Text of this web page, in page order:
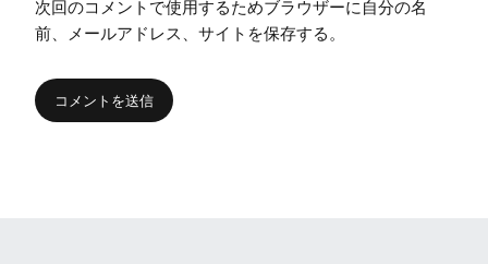
次回のコメントで使用するためブラウザーに自分の名
前、メールアドレス、サイトを保存する。